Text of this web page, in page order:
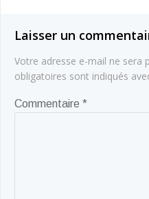
Laisser un
Votre adresse e-mail ne sera
obligatoires sont indiqués
Commentaire *